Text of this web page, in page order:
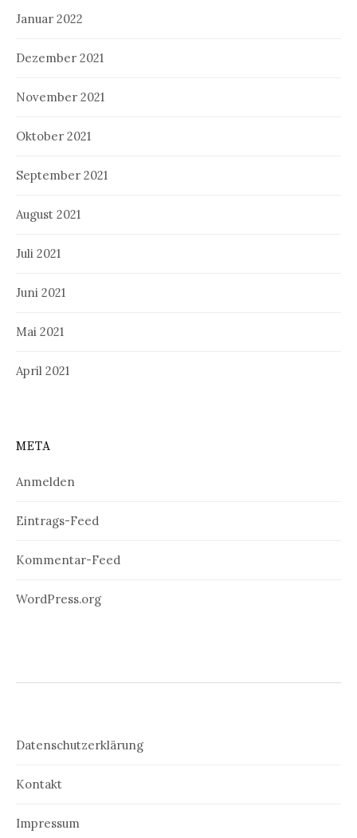
Januar 2022
Dezember 2021
November 2021
Oktober 2021
September 2021
August 2021
Juli 2021
Juni 2021
Mai 2021
April 2021
META
Anmelden
Eintrags-Feed
Kommentar-Feed
WordPress.org
Datenschutzerklärung
Kontakt
Impressum